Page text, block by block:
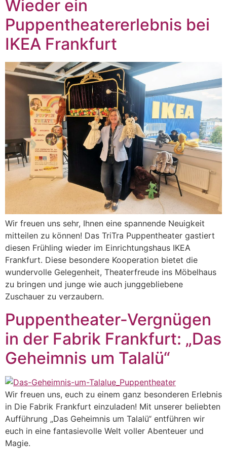
Wieder ein
Puppentheatererlebnis bei
IKEA Frankfurt
Wir freuen uns sehr, Ihnen eine spannende Neuigkeit
mitteilen zu können! Das TriTra Puppentheater gastiert
diesen Frühling wieder im Einrichtungshaus IKEA
Frankfurt. Diese besondere Kooperation bietet die
wundervolle Gelegenheit, Theaterfreude ins Möbelhaus
zu bringen und junge wie auch junggebliebene
Zuschauer zu verzaubern.
Puppentheater-Vergnügen
in der Fabrik Frankfurt: „Das
Geheimnis um Talalü“
Wir freuen uns, euch zu einem ganz besonderen Erlebnis
in Die Fabrik Frankfurt einzuladen! Mit unserer beliebten
Aufführung „Das Geheimnis um Talalü“ entführen wir
euch in eine fantasievolle Welt voller Abenteuer und
Magie.